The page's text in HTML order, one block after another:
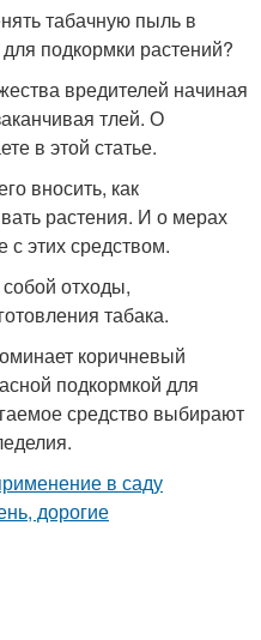
табачную пыль в
подкормки растений?
вредителей начиная
тлей. О
в этой статье.
вносить, как
растения. И о мерах
с этих средством.
отходы,
табака.
коричневый
подкормкой для
средство выбирают